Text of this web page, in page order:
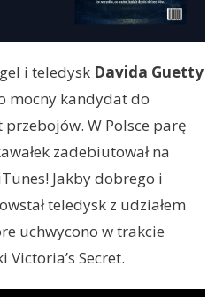
i teledysk Davida Guetty
mocny kandydat do
W Polsce parę
zadebiutował na
Jakby dobrego i
teledysk z udziałem
uchwycono w trakcie
Victoria’s Secret.